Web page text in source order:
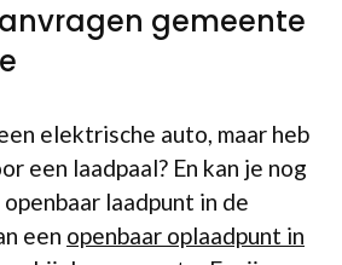
gemeente
elektrische auto, maar heb
een laadpaal? En kan je nog
laadpunt in de
een openbaar oplaadpunt in